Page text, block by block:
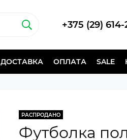
+375 (29)
ДОСТАВКА ОПЛАТА SALE
РАСПРОДАНО
Футболка